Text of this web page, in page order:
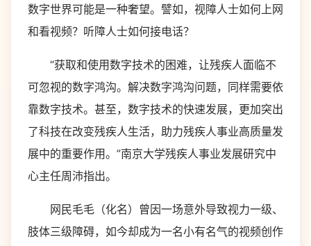
数字世界可能是一种奢望。譬如，视障人士如何上网
和看视频？听障人士如何接电话？
“获取和使用数字技术的困难，让残疾人面临不
可忽视的数字鸿沟。解决数字鸿沟问题，同样需要依
靠数字技术。甚至，数字技术的快速发展，更加突出
了科技在改变残疾人生活，助力残疾人事业高质量发
展中的重要作用。”南京大学残疾人事业发展研究中
心主任周沛指出。
网民毛毛（化名）曾因一场意外导致视力一级、
肢体三级障碍，如今却成为一名小有名气的视频创作